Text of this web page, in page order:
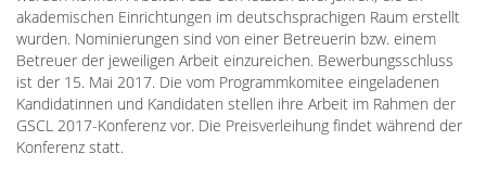
akademischen Einrichtungen im deutschsprachigen Raum erstellt
wurden. Nominierungen sind von einer Betreuerin bzw. einem
Betreuer der jeweiligen Arbeit einzureichen. Bewerbungsschluss
ist der 15. Mai 2017. Die vom Programmkomitee eingeladenen
Kandidatinnen und Kandidaten stellen ihre Arbeit im Rahmen der
GSCL 2017-Konferenz vor. Die Preisverleihung findet während der
Konferenz statt.